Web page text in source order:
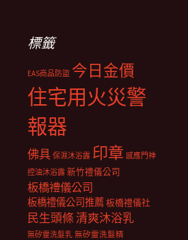
標籤
EAS商品防盜 今日金價
住宅用火災警
報器
佛具 保濕沐浴露 印章 感應門神
控油沐浴露 新竹禮儀公司
板橋禮儀公司
板橋禮儀公司推薦板橋禮儀社
民生頭條清爽沐浴乳
無矽靈洗髮乳 無矽靈洗髮精